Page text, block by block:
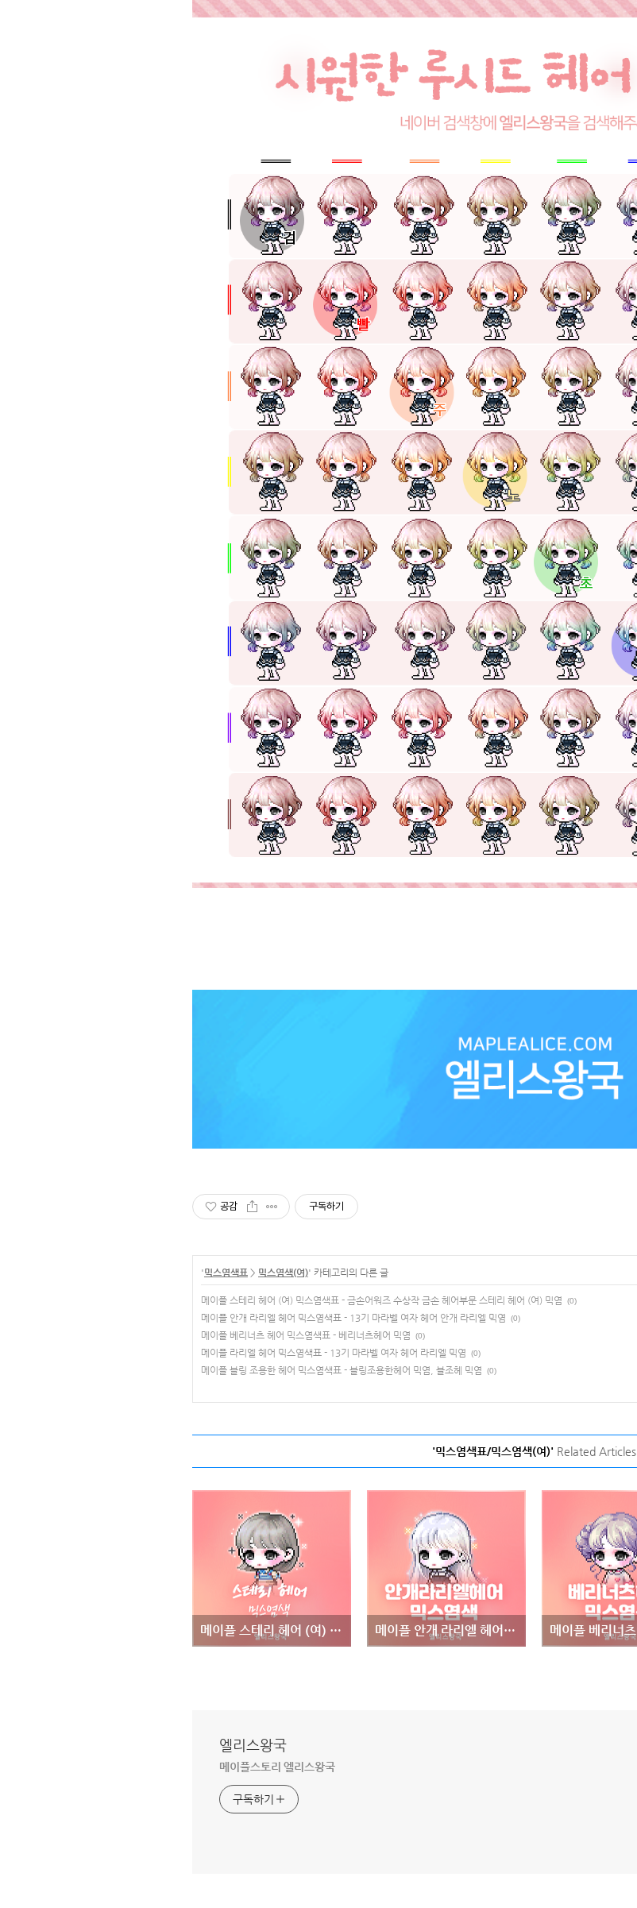
공감 구독하기
'믹스염색표 > 믹스염색(여)' 카테고리의 다른 글
메이플 스테리 헤어 (여) 믹스염색표 - 금손어워즈 수상작 금손 헤어부문 스테리 헤어 (여) 믹염 (0)
메이플 안개 라리엘 헤어 믹스염색표 - 13기 마라벨 여자 헤어 안개 라리엘 믹염 (0)
메이플 베리너츠 헤어 믹스염색표 - 베리너츠헤어 믹염 (0)
메이플 라리엘 헤어 믹스염색표 - 13기 마라벨 여자 헤어 라리엘 믹염 (0)
메이플 블링 조용한 헤어 믹스염색표 - 블링조용한헤어 믹염, 블조헤 믹염 (0)
'믹스염색표/믹스염색(여)' Related Articles
메이플 스테리 헤어 (여) 믹스염색표 - 금손어워즈 수상작 금손 헤어부문 스테리 헤어 (여) 믹염 메이플 안개 라리엘 헤어 믹스염색표 - 13기 마라벨 여자 헤어 안개 라리엘 믹염
엘리스왕국
메이플스토리 엘리스왕국
구독하기